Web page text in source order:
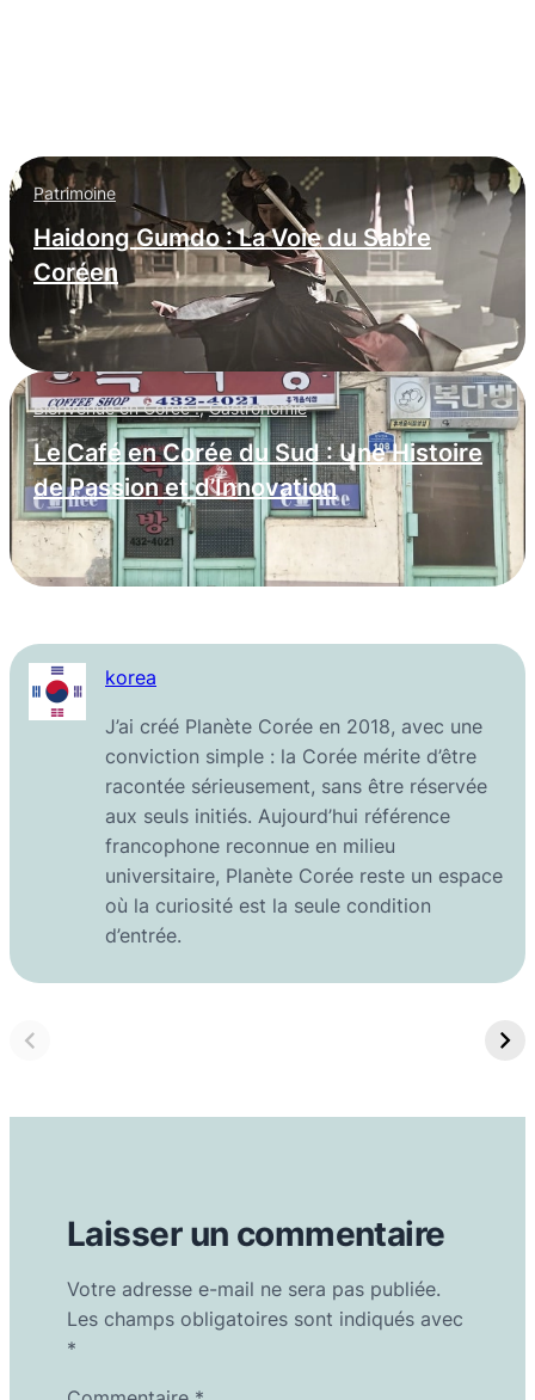
Patrimoine
Haidong Gumdo : La Voie du Sabre
Coréen
Bienvenue en Corée !,Gastronomie
Le Café en Corée du Sud : Une Histoire
de Passion et d’Innovation
korea
J’ai créé Planète Corée en 2018, avec une
conviction simple : la Corée mérite d’être
racontée sérieusement, sans être réservée
aux seuls initiés. Aujourd’hui référence
francophone reconnue en milieu
universitaire, Planète Corée reste un espace
où la curiosité est la seule condition
d’entrée.
Laisser un commentaire
Votre adresse e-mail ne sera pas publiée.
Les champs obligatoires sont indiqués avec
*